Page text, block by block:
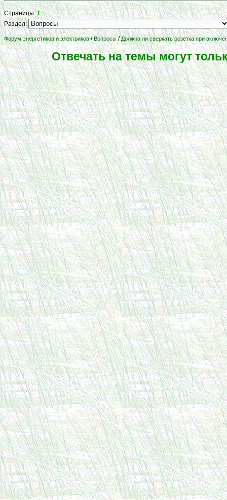
Страницы:1
Раздел:
Форум энергетиков и электриков/Вопросы/Должна ли сверкать розетка при
Отвечать на темы могут